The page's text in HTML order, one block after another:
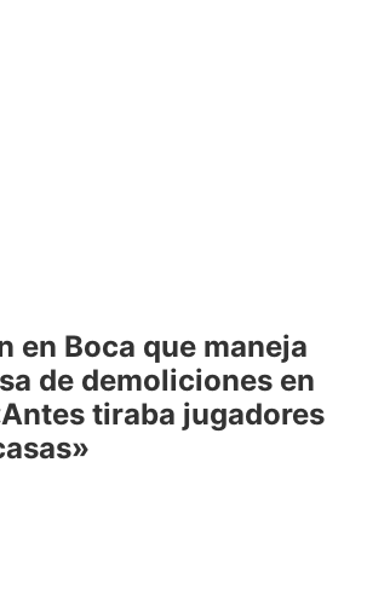
en Boca que maneja
de demoliciones en
tiraba jugadores